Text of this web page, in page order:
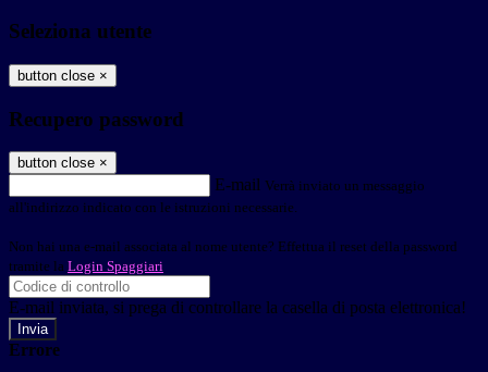
Seleziona utente
button close ×
Recupero password
button close ×
E-mail Verrà inviato un messaggio
all'indirizzo indicato con le istruzioni necessarie.
Non hai una e-mail associata al nome utente? Effettua il reset della password
tramite la Login Spaggiari
E-mail inviata, si prega di controllare la casella di posta elettronica!
Errore